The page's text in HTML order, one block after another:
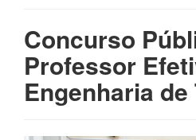
Concurso
Professor
Engenharia